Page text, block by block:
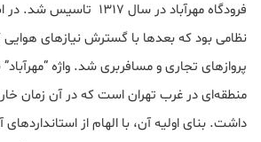
فرودگاه مهرآباد در سال
نظامی بود که بعدها با گسترش نیازهای هوایی
پروازهای تجاری و مسافربری شد. واژه “مهرآباد”
منطقه‌ای در غرب تهران است که در آن زمان
داشت. بنای اولیه آن، با الهام از